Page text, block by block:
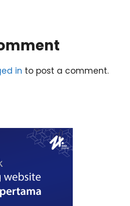
in to post a comment.